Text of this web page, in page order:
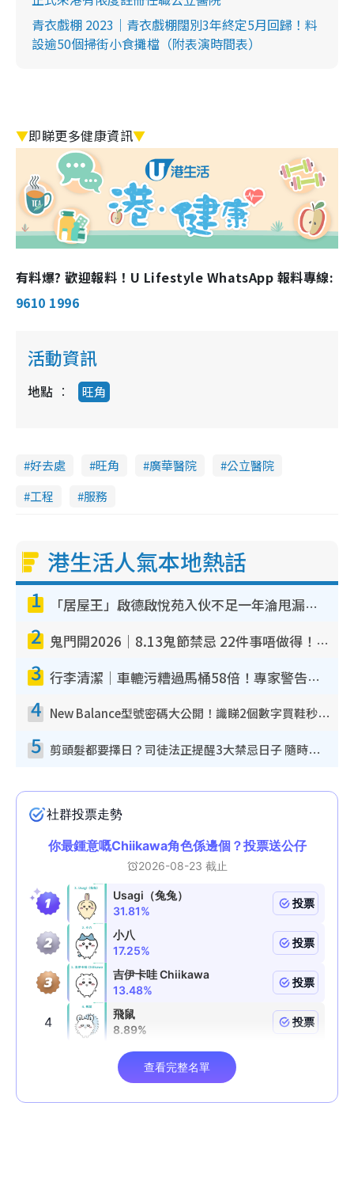
青衣戲棚 2023｜青衣戲棚闊別3年終定5月回歸！料
設逾50個掃街小食攤檔（附表演時間表）
▼即睇更多健康資訊▼
有料爆? 歡迎報料！U Lifestyle WhatsApp 報料專線:
9610 1996
活動資訊
地點 旺角
好去處 旺角 廣華醫院
公立醫院
工程
服務
港生活人氣本地熱話
1 「居屋王」啟德啟悅苑入伙不足一年淪甩漏之王！插頭噴火花致大停電 多戶業主全屋家電報銷
2 鬼門開2026｜8.13鬼節禁忌 22件事唔做得！燒肉、刺身要少食？半夜勿吹口哨/打呢個電話
3 行李清潔｜車轆污糟過馬桶58倍！專家警告忌用酒精抹 教1招免污手除菌
4 New Balance型號密碼大公開！識睇2個數字買鞋秒知功能免中伏 附5大熱門鞋款
5 剪頭髮都要擇日？司徒法正提醒3大禁忌日子 隨時剪走財運！呢日剪髮恐「剪壽命」？